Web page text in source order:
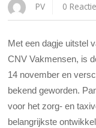
PV 0 Reactie
Met een dagje uitstel
CNV Vakmensen, is
14 november en
bekend geworden.
voor het zorg- en
belangrijkste